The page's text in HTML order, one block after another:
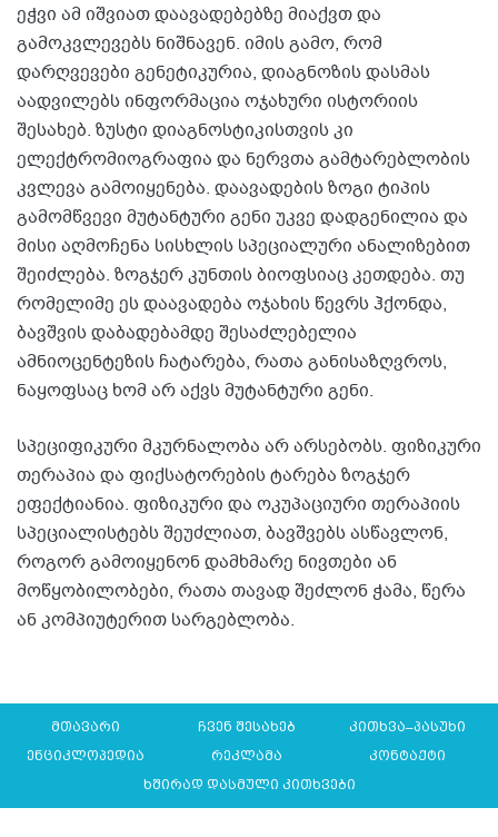
ეჭვი ამ იშვიათ დაავადებებზე მიაქვთ და
გამოკვლევებს ნიშნავენ. იმის გამო, რომ
დარღვევები გენეტიკურია, დიაგნოზის დასმას
აადვილებს ინფორმაცია ოჯახური ისტორიის
შესახებ. ზუსტი დიაგნოსტიკისთვის კი
ელექტრომიოგრაფია და ნერვთა გამტარებლობის
კვლევა გამოიყენება. დაავადების ზოგი ტიპის
გამომწვევი მუტანტური გენი უკვე დადგენილია და
მისი აღმოჩენა სისხლის სპეციალური ანალიზებით
შეიძლება. ზოგჯერ კუნთის ბიოფსიაც კეთდება. თუ
რომელიმე ეს დაავადება ოჯახის წევრს ჰქონდა,
ბავშვის დაბადებამდე შესაძლებელია
ამნიოცენტეზის ჩატარება, რათა განისაზღვროს,
ნაყოფსაც ხომ არ აქვს მუტანტური გენი.
სპეციფიკური მკურნალობა არ არსებობს. ფიზიკური
თერაპია და ფიქსატორების ტარება ზოგჯერ
ეფექტიანია. ფიზიკური და ოკუპაციური თერაპიის
სპეციალისტებს შეუძლიათ, ბავშვებს ასწავლონ,
როგორ გამოიყენონ დამხმარე ნივთები ან
მოწყობილობები, რათა თავად შეძლონ ჭამა, წერა
ან კომპიუტერით სარგებლობა.
მთავარი ჩვენ შესახებ
კითხვა–პასუხი
ენციკლოპედია
რეკლამა
კონტაქტი
ხშირად დასმული კითხვები